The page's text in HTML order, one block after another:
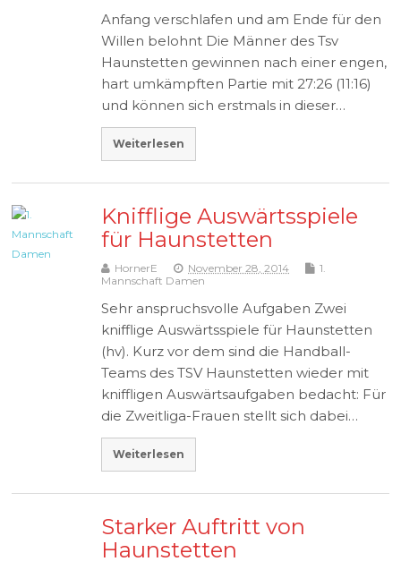
Anfang verschlafen und am Ende für den
Willen belohnt Die Männer des Tsv
Haunstetten gewinnen nach einer engen,
hart umkämpften Partie mit 27:26 (11:16)
und können sich erstmals in dieser…
Weiterlesen
Knifflige Auswärtsspiele
für Haunstetten
HornerE November 28, 2014
1.
Mannschaft Damen
Sehr anspruchsvolle Aufgaben Zwei
knifflige Auswärtsspiele für Haunstetten
(hv). Kurz vor dem sind die Handball-
Teams des TSV Haunstetten wieder mit
kniffligen Auswärtsaufgaben bedacht: Für
die Zweitliga-Frauen stellt sich dabei…
Weiterlesen
Starker Auftritt von
Haunstetten